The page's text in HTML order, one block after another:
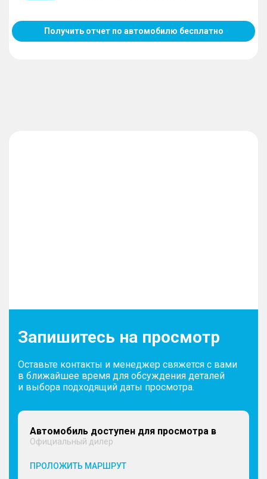
Получить отчет по автомобилю бесплатно
Запишитесь на просмотр
Оставьте контакты и менеджер свяжется с вами
в ближайшее время для обсуждения деталей
и выбора подходящий даты просмотра.
Автомобиль доступен для просмотра в
Официальный дилер
ПРОЛОЖИТЬ МАРШРУТ